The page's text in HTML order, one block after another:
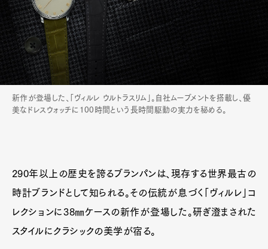
新作が登場した、「ヴィルレ ウルトラスリム」。自社ムーブメントを搭載し、優
美なドレスウォッチに100時間という長時間駆動の実力を秘める。
290年以上の歴史を誇るブランパンは、現存する世界最古の
時計ブランドとして知られる。その伝統が息づく「ヴィルレ」コ
レクションに38㎜ケースの新作が登場した。研ぎ澄まされた
スタイルにクラシックの美学が宿る。